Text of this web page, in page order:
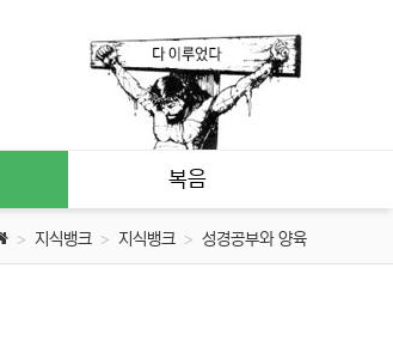
복음
지식뱅크 지식뱅크 성경공부와 양육